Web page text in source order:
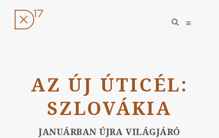
tartalomhoz
open
search
open
AZ ÚJ ÚTICÉL:
SZLOVÁKIA
JANUÁRBAN ÚJRA VILÁGJÁRÓ